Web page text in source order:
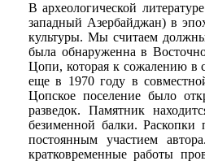
В археологической
западный Азербайджан) в
культуры. Мы считаем
была обнаруженна в
Цопи, которая к сожалению в
еще в 1970 году в
Цопское поселение было
разведок. Памятник
безименной балки.
постоянным участием
кратковременные работы